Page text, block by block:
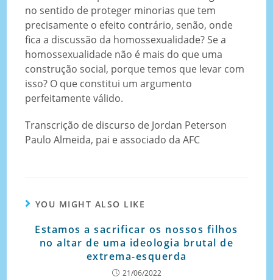
no sentido de proteger minorias que tem
precisamente o efeito contrário, senão, onde
fica a discussão da homossexualidade? Se a
homossexualidade não é mais do que uma
construção social, porque temos que levar com
isso? O que constitui um argumento
perfeitamente válido.
Transcrição de discurso de Jordan Peterson
Paulo Almeida, pai e associado da AFC
YOU MIGHT ALSO LIKE
Estamos a sacrificar os nossos filhos
no altar de uma ideologia brutal de
extrema-esquerda
21/06/2022